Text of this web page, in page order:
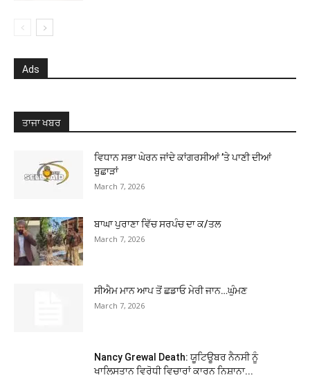
Ads
ਤਾਜਾ ਖਬਰ
ਵਿਧਾਨ ਸਭਾ ਘੇਰਨ ਜਾਂਦੇ ਕਾਂਗਰਸੀਆਂ ’ਤੇ ਪਾਣੀ ਦੀਆਂ
ਬੁਛਾੜਾਂ
March 7, 2026
ਬਾਘਾ ਪੁਰਾਣਾ ਵਿੱਚ ਸਰਪੰਚ ਦਾ ਕ/ਤਲ
March 7, 2026
ਸੀਐਮ ਮਾਨ ਆਪ ਤੋਂ ਛਡਾਓ ਮੇਰੀ ਜਾਨ…ਘੁੰਮਣ
March 7, 2026
Nancy Grewal Death: ਯੂਟਿਊਬਰ ਨੈਨਸੀ ਨੂੰ
ਖਾਲਿਸਤਾਨ ਵਿਰੋਧੀ ਵਿਚਾਰਾਂ ਕਾਰਨ ਨਿਸ਼ਾਨਾ...